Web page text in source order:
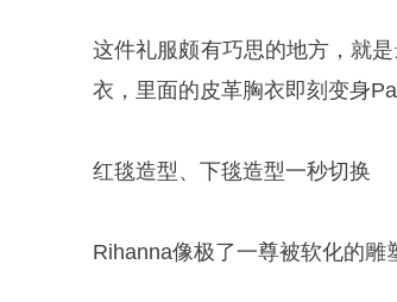
这件礼服颇有巧思的地方，就
衣，里面的皮革胸衣即刻变身
红毯造型、下毯造型一秒切换
Rihanna像极了一尊被软化的雕